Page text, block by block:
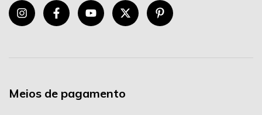
Meios de pagamento